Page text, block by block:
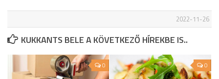
2022-11-26
KUKKANTS BELE A KÖVETKEZŐ HÍREKBE IS..
0 0